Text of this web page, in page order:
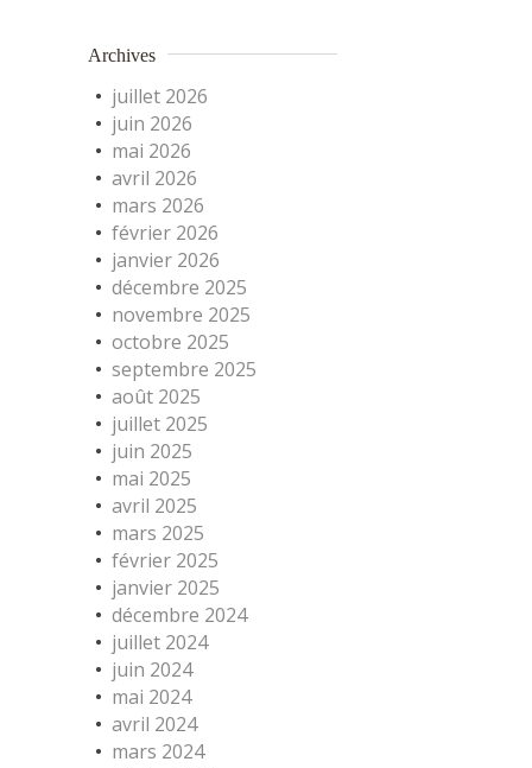
Archives
juillet 2026
juin 2026
mai 2026
avril 2026
mars 2026
février 2026
janvier 2026
décembre 2025
novembre 2025
octobre 2025
septembre 2025
août 2025
juillet 2025
juin 2025
mai 2025
avril 2025
mars 2025
février 2025
janvier 2025
décembre 2024
juillet 2024
juin 2024
mai 2024
avril 2024
mars 2024